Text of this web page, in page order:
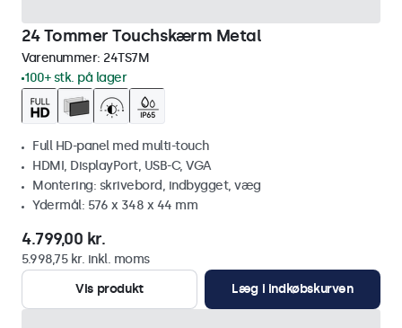
24 Tommer Touchskærm Metal
Varenummer: 24TS7M
100+ stk. på lager
Full HD-panel med multi-touch
HDMI, DisplayPort, USB-C, VGA
Montering: skrivebord, indbygget, væg
Ydermål: 576 x 348 x 44 mm
4.799,00 kr.
5.998,75 kr. inkl. moms
Vis produkt
Læg i indkøbskurven